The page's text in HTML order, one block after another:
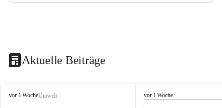
Aktuelle Beiträge
V
vor 1 WocheUmwelt
V
vor 1 Woche